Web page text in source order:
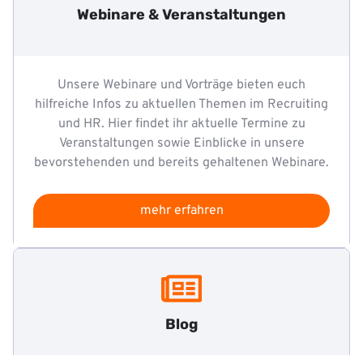
Webinare & Veranstaltungen
Unsere Webinare und Vorträge bieten euch
hilfreiche Infos zu aktuellen Themen im Recruiting
und HR. Hier findet ihr aktuelle Termine zu
Veranstaltungen sowie Einblicke in unsere
bevorstehenden und bereits gehaltenen Webinare.
mehr erfahren
Blog